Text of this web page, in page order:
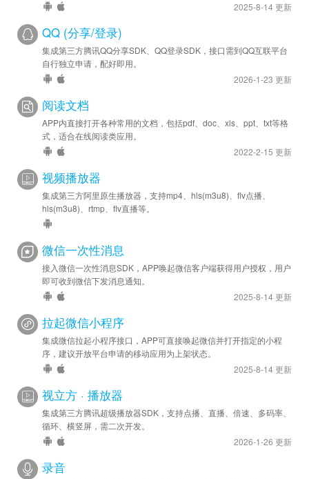
2025-8-14 更新
QQ (分享/登录)
集成第三方腾讯QQ分享SDK、QQ登录SDK，接口需到QQ互联平台
自行独立申请，配好即用。
2026-1-23 更新
阅读文档
APP内直接打开各种常用的文档，包括pdf、doc、xls、ppt、txt等格
式，适合在线阅读类应用。
2022-2-15 更新
视频播放器
集成第三方阿里原生播放器，支持mp4、hls(m3u8)、flv点播、
hls(m3u8)、rtmp、flv直播等。
微信一次性消息
接入微信一次性消息SDK，APP唤起微信客户端获得用户授权，用户
即可收到微信下发消息通知。
2025-8-14 更新
拉起微信小程序
集成微信拉起小程序接口，APP可直接唤起微信并打开指定的小程
序，建议开放平台申请的移动应用为上架状态。
2025-8-14 更新
视立方 · 播放器
集成第三方腾讯超级播放器SDK，支持点播、直播、倍速、多码率、
循环、横竖屏，需二次开发。
2026-1-26 更新
录音